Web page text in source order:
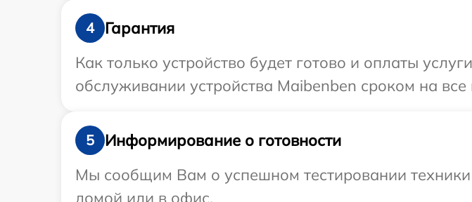
4
Гарантия
Как только устройство будет готово и оплаты
обслуживании устройства Maibenben сроком на
5
Информирование о готовности
Мы сообщим Вам о успешном тестировании
домой или в офис.